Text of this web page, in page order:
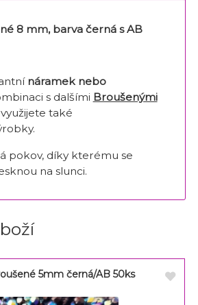
8 mm, barva černá s AB
náramek nebo
s dalšími Broušenými
také
pokov, díky kterému se
na slunci.
5mm černá/AB 50ks